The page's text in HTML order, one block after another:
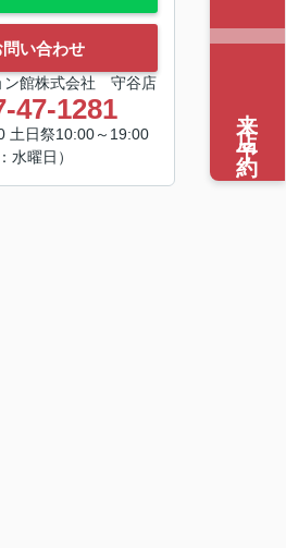
い合わせ
ン館株式会社 守谷店
47-1281
土日祭10:00～19:00
水曜日）
来店予約